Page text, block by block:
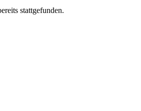
stattgefunden.